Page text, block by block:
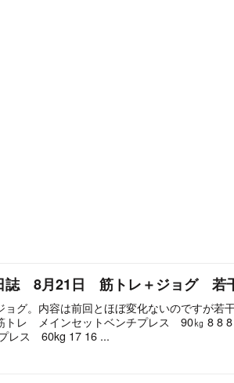
誌 8月21日 筋トレ＋ジョグ 若
ョグ。内容は前回とほぼ変化ないのですが若
トレ メインセットベンチプレス 90㎏ 8
レス 60kg 17 16 ...